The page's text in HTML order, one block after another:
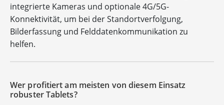
integrierte Kameras und optionale 4G/5G-
Konnektivität, um bei der Standortverfolgung,
Bilderfassung und Felddatenkommunikation zu
helfen.
Wer profitiert am meisten von diesem Einsatz
robuster Tablets?